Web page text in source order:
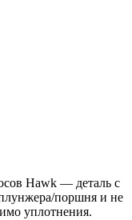
Hawk — деталь с
поршня и не
уплотнения.